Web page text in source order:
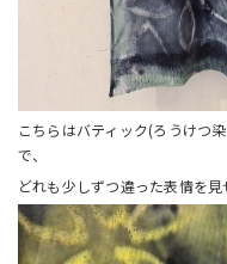
こちらはバティック(ろうけつ
で、
どれも少しずつ違った表情を見